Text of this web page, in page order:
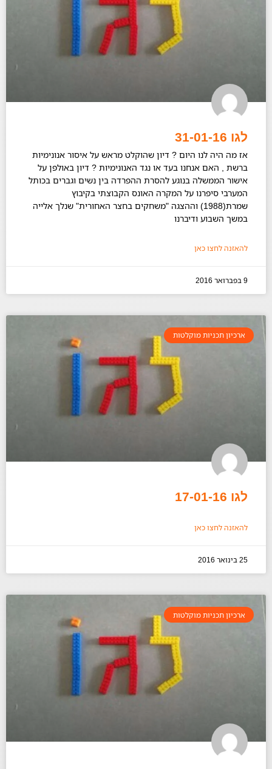
לגו 31-01-16
אז מה היה לנו היום ? דיון שהוקלט מראש על איסור אנונימיות
ברשת , האם אנחנו בעד או נגד האנונימיות ? דיון באולפן על
אישור הממשלה בנוגע להסרת ההפרדה בין נשים וגברים בכותל
המערבי סיפרנו על המקרה האונס הקבוצתי בקיבוץ
שמרת(1988) וההצגה "משחקים בחצר האחורית" שנלך אלייה
במשך השבוע ודיברנו
להאזנה לחצו כאן
9 בפברואר 2016
ארכיון תכניות מוקלטות
לגו 17-01-16
להאזנה לחצו כאן
25 בינואר 2016
ארכיון תכניות מוקלטות